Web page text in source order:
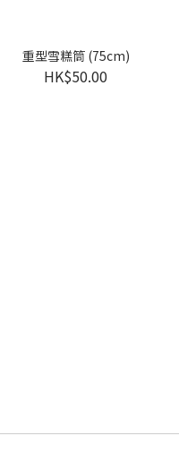
重型雪糕筒 (75cm)
HK$50.00